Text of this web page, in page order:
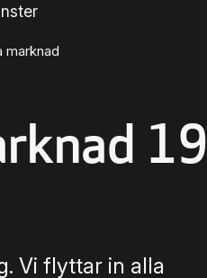
marknad
19
Vi flyttar in alla